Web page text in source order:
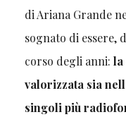
di Ariana Grande
sognato di essere,
corso degli anni: la
valorizzata sia
singoli più